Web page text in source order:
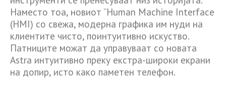
Наместо тоа, новиот ”Human Machine Interface
(HMI) со свежа, модерна графика им нуди на
клиентите чисто, поинтуитивно искуство.
Патниците можат да управуваат со новата
Astra интуитивно преку екстра-широки екрани
на допир, исто како паметен телефон.